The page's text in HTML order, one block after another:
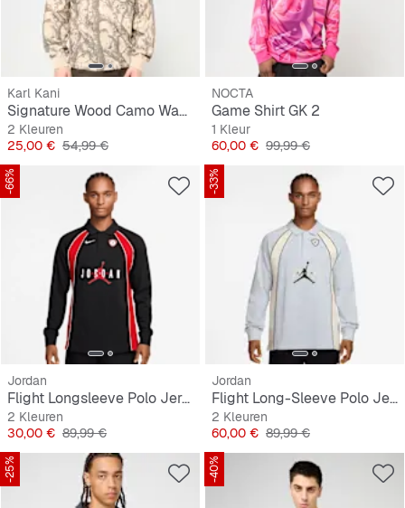
Karl Kani
Signature Wood Camo Waffle Longsleeve
2 Kleuren
Prijs
25,00 € Originele Prijs
54,99 €
NOCTA
Game Shirt GK 2
1 Kleur
Prijs
60,00 € Originele Prijs
99,99 €
-66%
Jordan
Flight Longsleeve Polo Jersey
2 Kleuren
Prijs
30,00 € Originele Prijs
89,99 €
-33%
Jordan
Flight Long-Sleeve Polo Jersey
2 Kleuren
Prijs
60,00 € Originele Prijs
89,99 €
-25% -40%